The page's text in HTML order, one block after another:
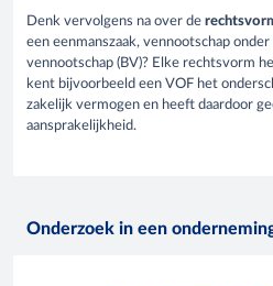
Denk vervolgens na over de
een eenmanszaak, vennootschap
vennootschap (BV)? Elke rechtsvorm
kent bijvoorbeeld een VOF het
zakelijk vermogen en heeft daardoor
aansprakelijkheid.
Onderzoek in een